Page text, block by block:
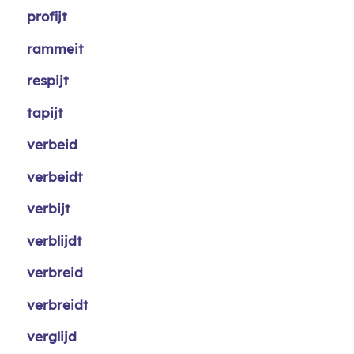
profijt
rammeit
respijt
tapijt
verbeid
verbeidt
verbijt
verblijdt
verbreid
verbreidt
verglijd